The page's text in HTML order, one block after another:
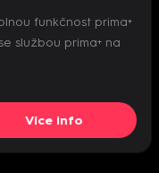
přehrávač
funkčnost prima+
službou prima+ na
Více info